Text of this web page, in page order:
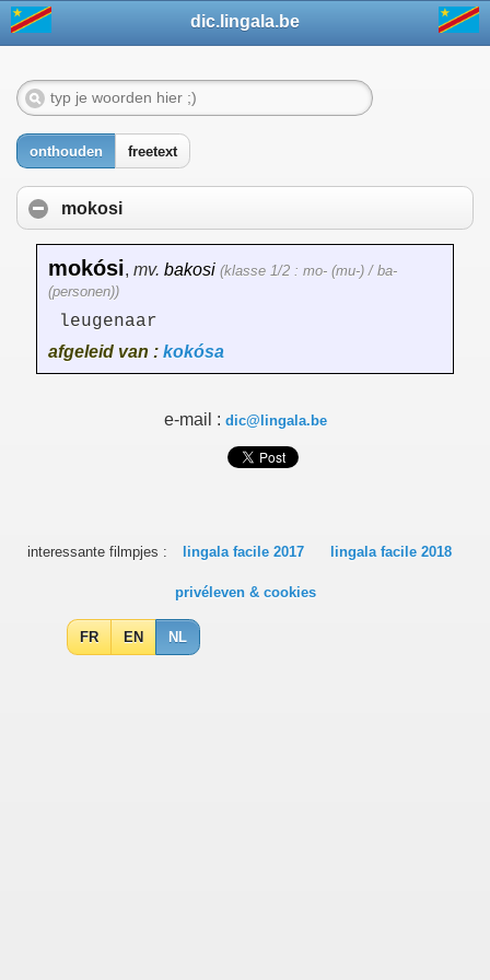
dic.lingala.be
onthouden freetext
mokosi
mokósi, mv. bakosi (klasse 1/2 : mo- (mu-) / ba-
(personen))
leugenaar
afgeleid van : kokósa
e-mail : dic@lingala.be
interessante filmpjes : lingala facile 2017 lingala facile 2018
privéleven & cookies
FR EN NL